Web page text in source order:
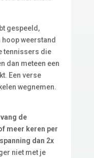
gespeeld,
weerstand
tennissers die
dan meteen een
Een verse
wegnemen.
de
meer keren per
dan 2x
niet met je